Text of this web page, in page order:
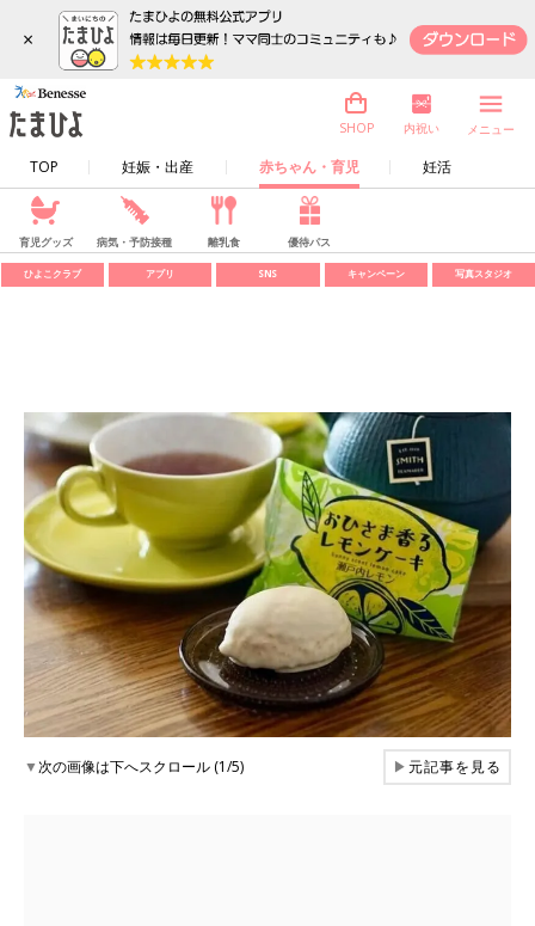
×
TOP 妊娠・出産 赤ちゃん・育児 妊活
SHOP 内祝い メニュー
育児グッズ 病気・予防接種 離乳食 優待パス
ひよこクラブ アプリ SNS キャンペーン 写真スタジオ
▼次の画像は下へスクロール (1/5) ▶元記事を見る